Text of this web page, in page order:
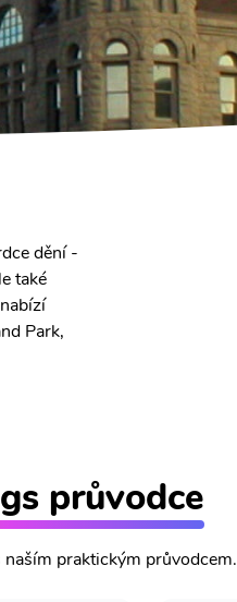
dění -
také
Park,
průvodce
praktickým průvodcem.